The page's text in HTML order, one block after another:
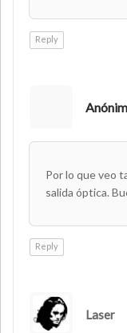
Reply
Por lo que veo
salida óptica.
Reply
Laser